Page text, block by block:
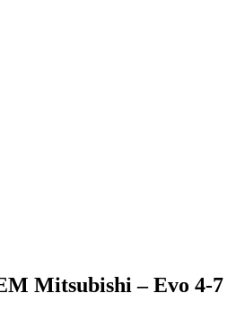
Mitsubishi – Evo 4-7